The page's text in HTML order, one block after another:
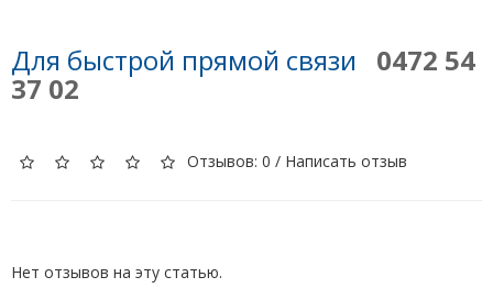
Для быстрой прямой связи 0472 54
37 02
Отзывов: 0 / Написать отзыв
Нет отзывов на эту статью.